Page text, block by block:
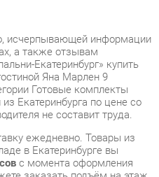
Готовые комплекты
не составит труда.
ежедневно. Товары из
в Екатеринбурге вы
с момента оформления
заказать подъём на этаж
и для товаров, находящихся
индивидуально.
доставки вы можете